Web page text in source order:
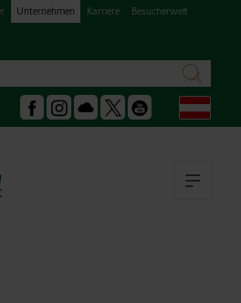
Unternehmen Karriere
Besucherwelt
suchen
Facebook
Instagram
Podcast Youtube